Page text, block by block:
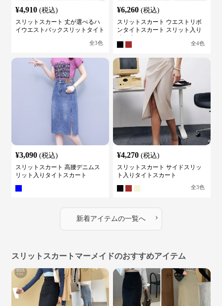
¥4,910 (税込)
スリットスカート 丈が選べるハ
イウエストバックスリットタイト
全3色
¥6,260 (税込)
スリットスカート ウエストリボ
ンタイトスカート スリット入り
全4色
¥3,090 (税込)
スリットスカート 高腰デニムス
リット入りタイトスカート
¥4,270 (税込)
スリットスカート サイドスリッ
ト入りタイトスカート
全3色
新着アイテムの一覧へ ›
スリットスカートマーメイドのおすすめアイテム